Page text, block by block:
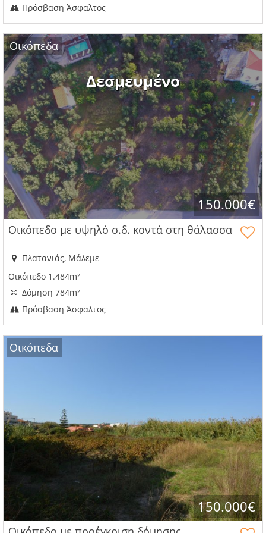
Πρόσβαση Άσφαλτος
Δεσμευμένο
Οικόπεδα
150.000€
Οικόπεδο με υψηλό σ.δ. κοντά στη θάλασσα
Πλατανιάς, Μάλεμε
Οικόπεδο 1.484m²
Δόμηση 784m²
Πρόσβαση Άσφαλτος
Οικόπεδα
150.000€